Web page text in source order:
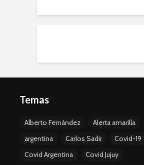
Temas
Alberto Fernández Alerta amarilla
argentina
Carlos Sadir Covid-19
Covid Argentina
Covid Jujuy